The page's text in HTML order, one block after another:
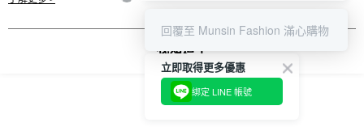
我知道了
立即取得更多優惠
綁定 LINE 帳號
回覆至 Munsin Fashion 滿心購物